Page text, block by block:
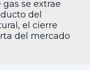
se extrae
del
el cierre
del mercado